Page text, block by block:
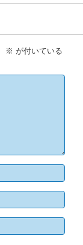
※ が付いている